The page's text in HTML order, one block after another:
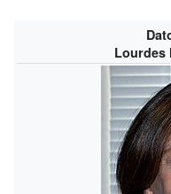
Lourdes